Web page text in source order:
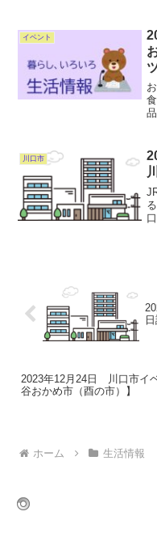
イベント
川口市
2023年12月24日 川口市イ
谷おかめ市（酉の市）】
ホーム 生活情報